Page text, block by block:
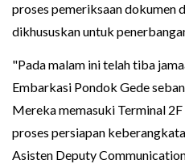
proses pemeriksaan dokumen
dikhususkan untuk
"Pada malam ini telah tiba
Embarkasi Pondok Gede
Mereka memasuki Terminal
proses persiapan
Asisten Deputy